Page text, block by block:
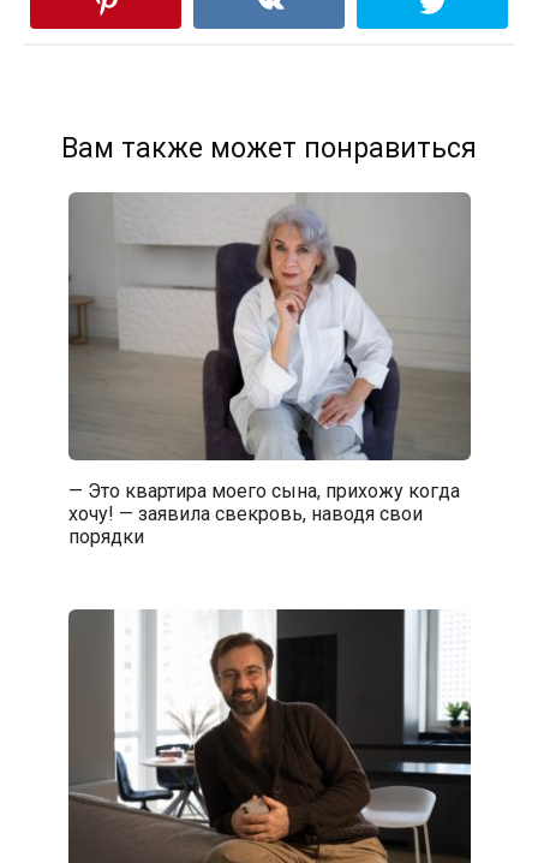
Вам также может понравиться
— Это квартира моего сына, прихожу когда
хочу! — заявила свекровь, наводя свои
порядки